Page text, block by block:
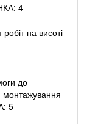
4
на висоті
до
монтажування
5